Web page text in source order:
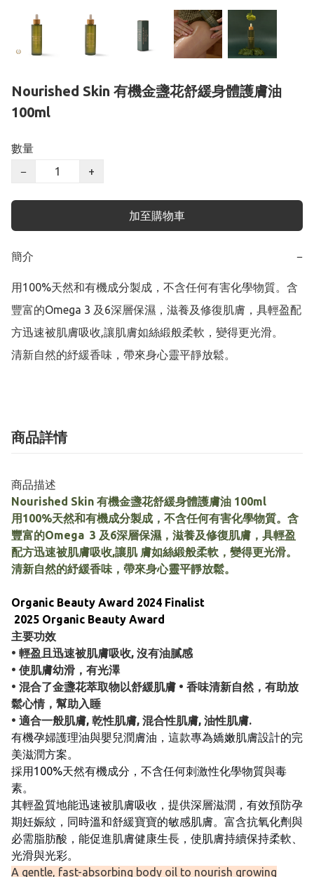
Nourished Skin 有機金盞花舒緩身體護膚油
100ml
數量
−
+
加至購物車
簡介 −
用100%天然和有機成分製成，不含任何有害化學物質。含
豐富的Omega 3 及6深層保濕，滋養及修復肌膚，具輕盈配
方迅速被肌膚吸收,讓肌膚如絲緞般柔軟，變得更光滑。
清新自然的紓緩香味，帶來身心靈平靜放鬆。
商品詳情
商品描述
Nourished Skin 有機金盞花舒緩身體護膚油 100ml
用100%天然和有機成分製成，不含任何有害化學物質。含
豐富的Omega 3 及6深層保濕，滋養及修復肌膚，具輕盈
配方迅速被肌膚吸收,讓肌 膚如絲緞般柔軟，變得更光滑。
清新自然的紓緩香味，帶來身心靈平靜放鬆。
Organic Beauty Award 2024 Finalist
2025 Organic Beauty Award
主要功效
• 輕盈且迅速被肌膚吸收, 沒有油膩感
• 使肌膚幼滑，有光澤
• 混合了金盞花萃取物以舒緩肌膚 • 香味清新自然，有助放
鬆心情，幫助入睡
• 適合一般肌膚, 乾性肌膚, 混合性肌膚, 油性肌膚.
有機孕婦護理油與嬰兒潤膚油，這款專為嬌嫩肌膚設計的完
美滋潤方案。
採用100%天然有機成分，不含任何刺激性化學物質與毒
素。
其輕盈質地能迅速被肌膚吸收，提供深層滋潤，有效預防孕
期妊娠紋，同時溫和舒緩寶寶的敏感肌膚。富含抗氧化劑與
必需脂肪酸，能促進肌膚健康生長，使肌膚持續保持柔軟、
光滑與光彩。
A gentle, fast-absorbing body oil to nourish growing